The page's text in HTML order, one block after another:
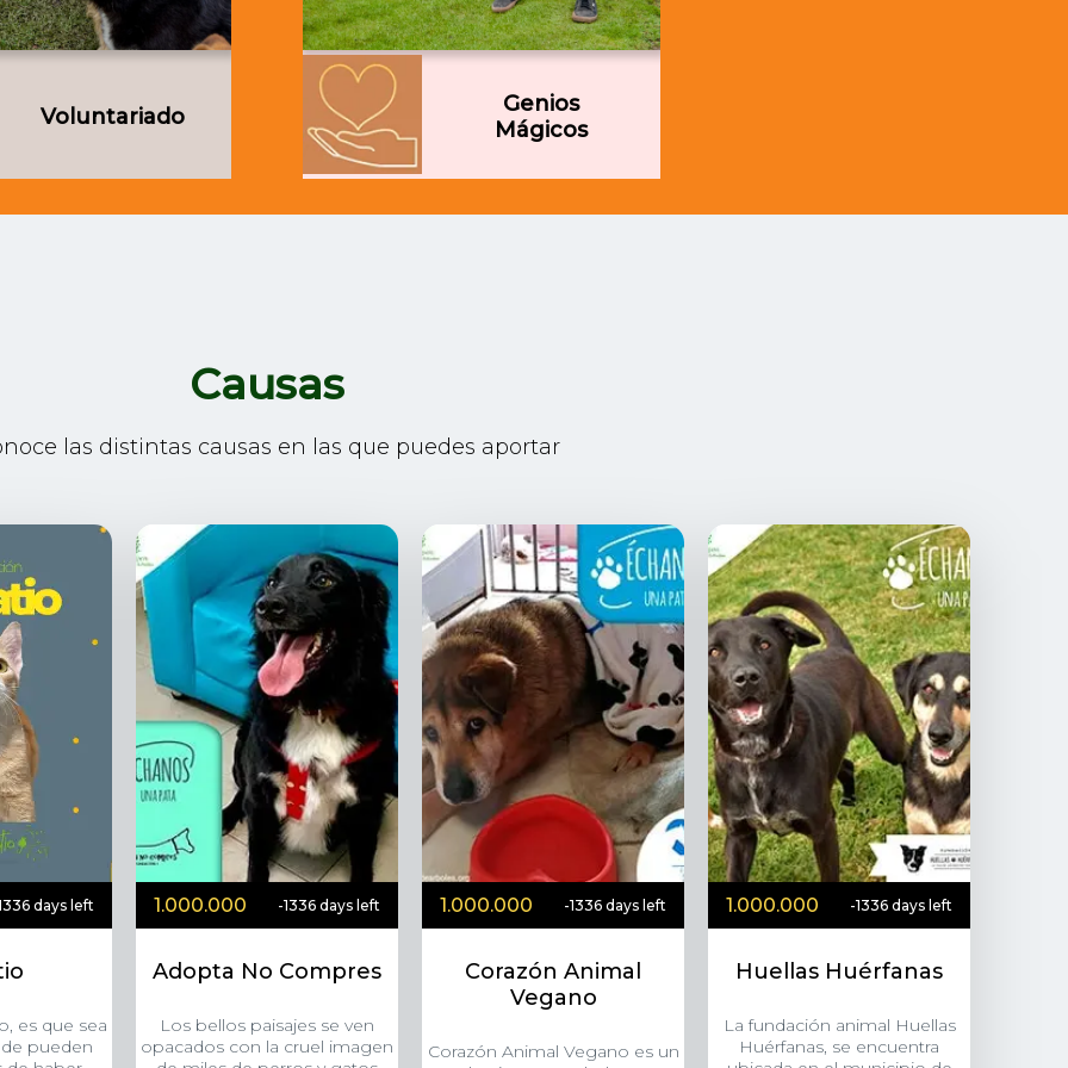
Voluntariado
Genios
Mágicos
Causas
las distintas causas en las que puedes aportar
days left
es que sea
pueden
1.000.000 -1336 days left
Adopta No Compres
Los bellos paisajes se ven
opacados con la cruel imagen
1.000.000 -1336 days left
Corazón Animal
Vegano
Corazón Animal Vegano es un
1.000.000 -1336 days left
Huellas Huérfanas
La fundación animal Huellas
Huérfanas, se encuentra